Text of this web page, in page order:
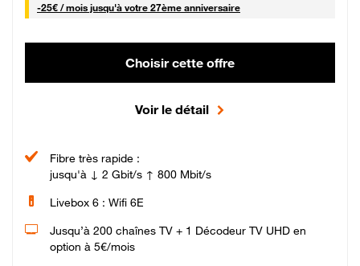
-25€ / mois25 € par mois
jusqu'à votre 27ème anniversaire
Choisir cette offre
Voir le détail
Fibre très rapide :
jusqu'à ↓ 2 Gbit/s ↑ 800 Mbit/s
Livebox 6 : Wifi 6E
Jusqu’à 200 chaînes TV + 1 Décodeur TV UHD en
option à 5€/mois